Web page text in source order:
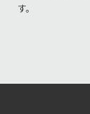
す。